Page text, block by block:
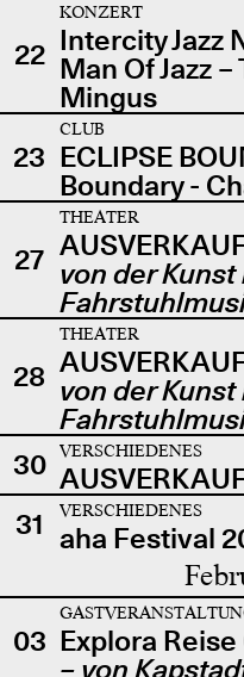
22
KONZERT
Intercity Jazz
Man Of Jazz
Mingus
23
CLUB
ECLIPSE
Boundary -
27
THEATER
von der Kunst
28
THEATER
von der Kunst
30
VERSCHIEDENES
31
VERSCHIEDENES
aha Festival
03 Explora
– von